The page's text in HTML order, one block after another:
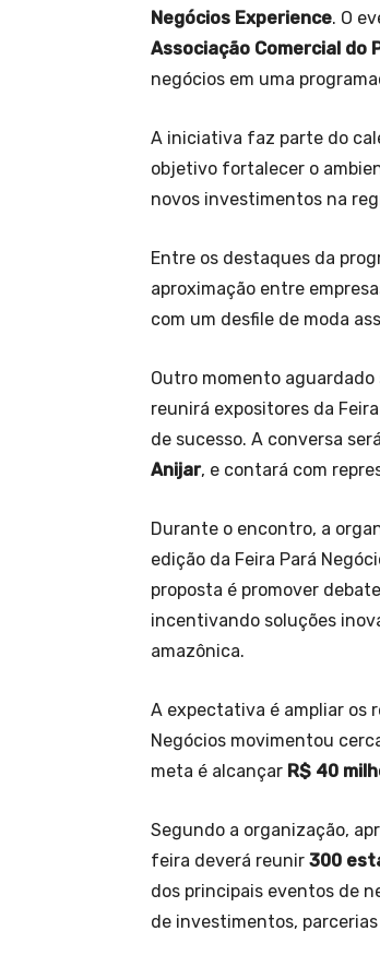
Negócios Experience. O
Associação Comercial do
negócios em uma
A iniciativa faz parte do
objetivo fortalecer o
novos investimentos na
Entre os destaques da
aproximação entre
com um desfile de moda
Outro momento aguardado
reunirá expositores da
de sucesso. A conversa
Anijar, e contará com
Durante o encontro, a
edição da Feira Pará
proposta é promover
incentivando soluções
amazônica.
A expectativa é ampliar os
Negócios movimentou
meta é alcançar R$ 40
Segundo a organização,
feira deverá reunir 300
dos principais eventos de
de investimentos,